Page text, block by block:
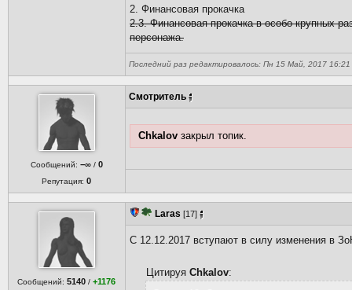
2. Финансовая прокачка
2.3. Финансовая прокачка в особо крупных
персонажа.
Последний раз редактировалось: Пн 15 Май, 2017 16:21
Сообщений: −∞ / 0
Репутация:0
Смотритель
Chkalov закрыл топик.
Сообщений:5140 /+1176
Laras [17]
С 12.12.2017 вступают в силу изменения в
Цитируя Chkalov: